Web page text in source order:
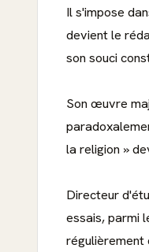
Il s'impose
devient le
son souci
Son œuvre
la religion »
Directeur
essais, parmi
régulièrement